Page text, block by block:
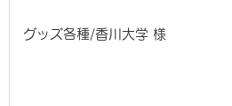
グッズ各種/香川大学 様